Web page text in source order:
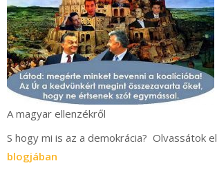
A magyar ellenzékről
S hogy mi is az a demokrácia? Olvassátok el
blogjában